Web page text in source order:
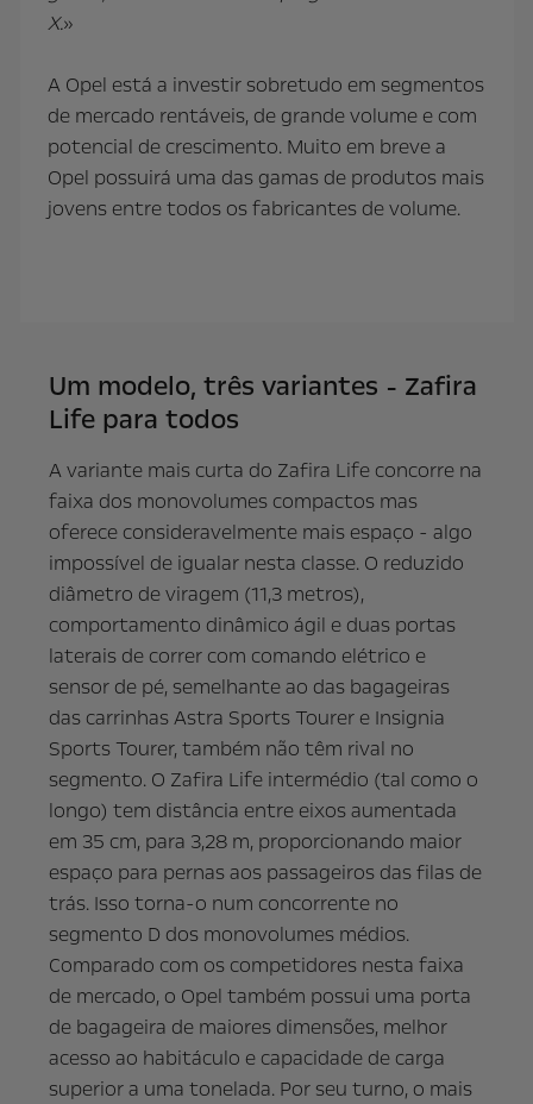
X.»
A Opel está a investir sobretudo em segmentos
de mercado rentáveis, de grande volume e com
potencial de crescimento. Muito em breve a
Opel possuirá uma das gamas de produtos mais
jovens entre todos os fabricantes de volume.
Um modelo, três variantes - Zafira
Life para todos
A variante mais curta do Zafira Life concorre na
faixa dos monovolumes compactos mas
oferece consideravelmente mais espaço - algo
impossível de igualar nesta classe. O reduzido
diâmetro de viragem (11,3 metros),
comportamento dinâmico ágil e duas portas
laterais de correr com comando elétrico e
sensor de pé, semelhante ao das bagageiras
das carrinhas Astra Sports Tourer e Insignia
Sports Tourer, também não têm rival no
segmento. O Zafira Life intermédio (tal como o
longo) tem distância entre eixos aumentada
em 35 cm, para 3,28 m, proporcionando maior
espaço para pernas aos passageiros das filas de
trás. Isso torna-o num concorrente no
segmento D dos monovolumes médios.
Comparado com os competidores nesta faixa
de mercado, o Opel também possui uma porta
de bagageira de maiores dimensões, melhor
acesso ao habitáculo e capacidade de carga
superior a uma tonelada. Por seu turno, o mais